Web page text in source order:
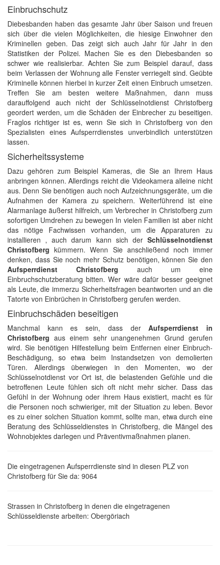
Einbruchschutz
Diebesbanden haben das gesamte Jahr über Saison und freuen
sich über die vielen Möglichkeiten, die hiesige Einwohner den
Kriminellen geben. Das zeigt sich auch Jahr für Jahr in den
Statistiken der Polizei. Machen Sie es den Diebesbanden so
schwer wie realisierbar. Achten Sie zum Beispiel darauf, dass
beim Verlassen der Wohnung alle Fenster verriegelt sind. Geübte
Kriminelle können hierbei in kurzer Zeit einen Einbruch umsetzen.
Treffen Sie am besten weitere Maßnahmen, dann muss
darauffolgend auch nicht der Schlüsselnotdienst Christofberg
geordert werden, um die Schäden der Einbrecher zu beseitigen.
Fraglos richtiger ist es, wenn Sie sich in Christofberg von den
Spezialisten eines Aufsperrdienstes unverbindlich unterstützen
lassen.
Sicherheitssysteme
Dazu gehören zum Beispiel Kameras, die Sie an Ihrem Haus
anbringen können. Allerdings reicht die Videokamera alleine nicht
aus. Denn Sie benötigen auch noch Aufzeichnungsgeräte, um die
Aufnahmen der Kamera zu speichern. Weiterführend ist eine
Alarmanlage äußerst hilfreich, um Verbrecher in Christofberg zum
sofortigen Umdrehen zu bewegen In vielen Familien ist aber nicht
das nötige Fachwissen vorhanden, um die Apparaturen zu
installieren , auch darum kann sich der Schlüsselnotdienst
Christofberg kümmern. Wenn Sie anschließend noch immer
denken, dass Sie noch mehr Schutz benötigen, können Sie den
Aufsperrdienst Christofberg auch um eine
Einbruchschutzberatung bitten. Wer wäre dafür besser geeignet
als Leute, die immerzu Sicherheitsfragen beantworten und an die
Tatorte von Einbrüchen in Christofberg gerufen werden.
Einbruchschäden beseitigen
Manchmal kann es sein, dass derAufsperrdienst in
Christofberg aus einem sehr unangenehmen Grund gerufen
wird. Sie benötigen Hilfestellung beim Entfernen einer Einbruch-
Beschädigung, so etwa beim Instandsetzen von demolierten
Türen. Allerdings überwiegen in den Momenten, wo der
Schlüsselnotdienst vor Ort ist, die belastenden Gefühle und die
betroffenen Leute fühlen sich oft nicht mehr sicher. Dass das
Gefühl in der Wohnung oder ihrem Haus existiert, macht es für
die Personen noch schwieriger, mit der Situation zu leben. Bevor
es zu einer solchen Situation kommt, sollte man, etwa durch eine
Beratung des Schlüsseldienstes in Christofberg, die Mängel des
Wohnobjektes darlegen und Präventivmaßnahmen planen.
Die eingetragenen Aufsperrdienste sind in diesen PLZ von
Christofberg für Sie da: 9064
Strassen in Christofberg in denen die eingetragenen
Schlüsseldienste arbeiten: Obergöriach